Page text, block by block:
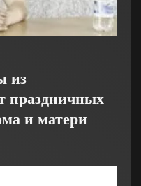
из
праздничных
и матери